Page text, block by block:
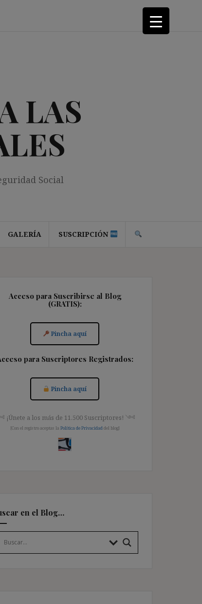
LAS
Social
GALERÍA SUSCRIPCIÓN
Acceso para Suscribirse al Blog
(GRATIS):
Pincha aquí
para Suscriptores Registrados:
Pincha aquí
a los más de 11.500 Suscriptores! ༺
[Con el registro aceptas la Política de Privacidad del blog]
en el Blog…